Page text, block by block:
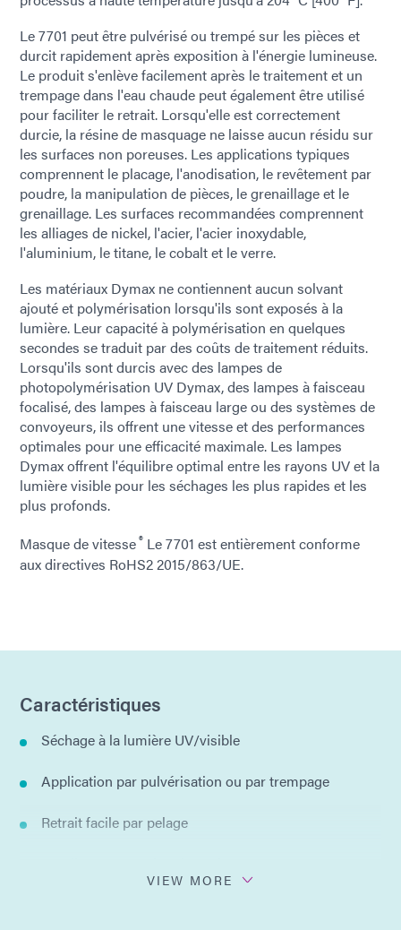
Le 7701 peut être pulvérisé ou trempé sur les pièces et
durcit rapidement après exposition à l'énergie lumineuse.
Le produit s'enlève facilement après le traitement et un
trempage dans l'eau chaude peut également être utilisé
pour faciliter le retrait. Lorsqu'elle est correctement
durcie, la résine de masquage ne laisse aucun résidu sur
les surfaces non poreuses. Les applications typiques
comprennent le placage, l'anodisation, le revêtement par
poudre, la manipulation de pièces, le grenaillage et le
grenaillage. Les surfaces recommandées comprennent
les alliages de nickel, l'acier, l'acier inoxydable,
l'aluminium, le titane, le cobalt et le verre.
Les matériaux Dymax ne contiennent aucun solvant
ajouté et polymérisation lorsqu'ils sont exposés à la
lumière. Leur capacité à polymérisation en quelques
secondes se traduit par des coûts de traitement réduits.
Lorsqu'ils sont durcis avec des lampes de
photopolymérisation UV Dymax, des lampes à faisceau
focalisé, des lampes à faisceau large ou des systèmes de
convoyeurs, ils offrent une vitesse et des performances
optimales pour une efficacité maximale. Les lampes
Dymax offrent l'équilibre optimal entre les rayons UV et la
lumière visible pour les séchages les plus rapides et les
plus profonds.
Masque de vitesse® Le 7701 est entièrement conforme
aux directives RoHS2 2015/863/UE.
Caractéristiques
Séchage à la lumière UV/visible
Application par pulvérisation ou par trempage
Retrait facile par pelage
VIEW MORE